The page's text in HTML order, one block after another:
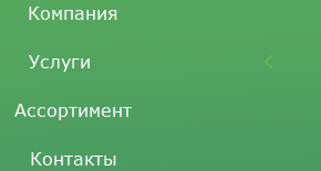
Компания
Услуги
Ассортимент
Контакты